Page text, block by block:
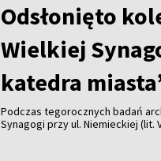
Odsłonięto
Wielkiej
katedra
Podczas tegorocznych badań
Synagogi przy ul. Niemieckiej